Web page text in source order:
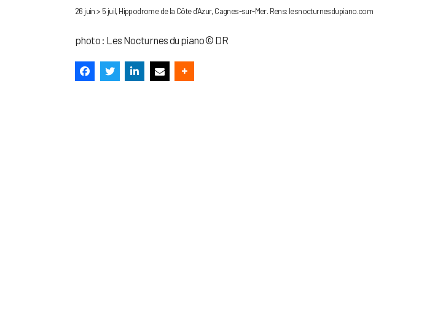
26 juin > 5 juil, Hippodrome de la Côte d’Azur, Cagnes-sur-Mer. Rens: lesnocturnesdupiano.com
photo : Les Nocturnes du piano © DR